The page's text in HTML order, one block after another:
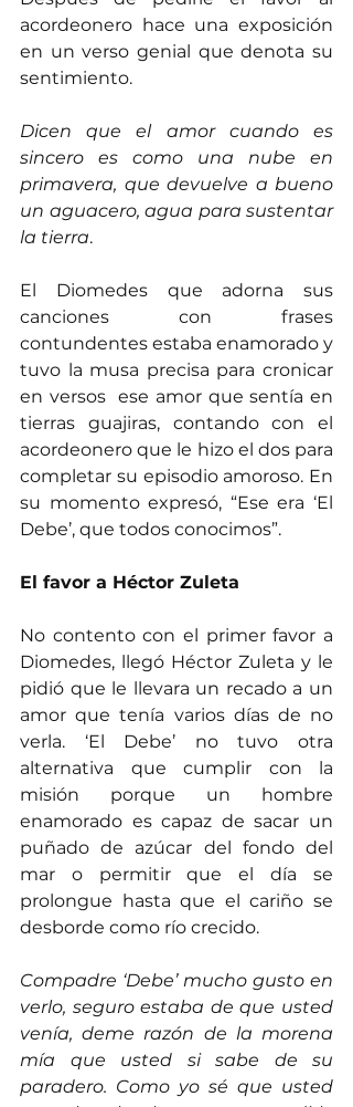
acordeonero hace una exposición
en un verso genial que denota su
sentimiento.
Dicen que el amor cuando es
sincero es como una nube en
primavera, que devuelve a bueno
un aguacero, agua para sustentar
la tierra.
El Diomedes que adorna sus
canciones con frases
contundentes estaba enamorado y
tuvo la musa precisa para cronicar
en versos  ese amor que sentía en
tierras guajiras, contando con el
acordeonero que le hizo el dos para
completar su episodio amoroso. En
su momento expresó, “Ese era ‘El
Debe’, que todos conocimos”.
El favor a Héctor Zuleta
No contento con el primer favor a
Diomedes, llegó Héctor Zuleta y le
pidió que le llevara un recado a un
amor que tenía varios días de no
verla. ‘El Debe’ no tuvo otra
alternativa que cumplir con la
misión porque un hombre
enamorado es capaz de sacar un
puñado de azúcar del fondo del
mar o permitir que el día se
prolongue hasta que el cariño se
desborde como río crecido.
Compadre ‘Debe’ mucho gusto en
verlo, seguro estaba de que usted
venía, deme razón de la morena
mía que usted si sabe de su
paradero. Como yo sé que usted